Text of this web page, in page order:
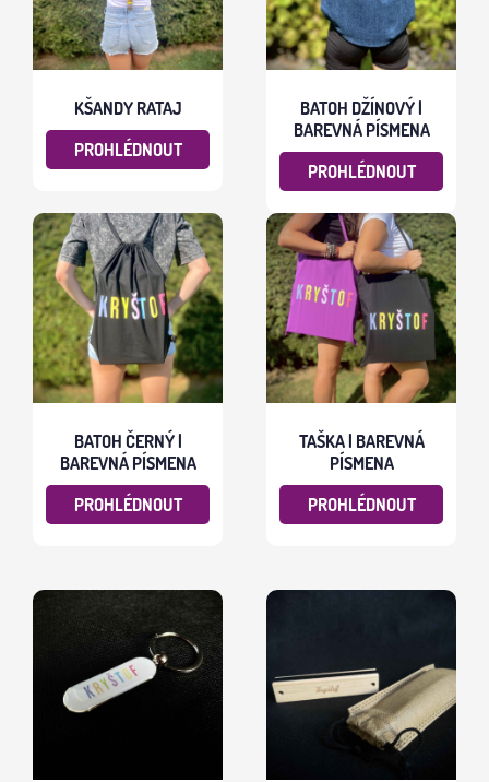
KŠANDY RATAJ
PROHLÉDNOUT
BATOH DŽÍNOVÝ |
BAREVNÁ PÍSMENA
PROHLÉDNOUT
BATOH ČERNÝ |
BAREVNÁ PÍSMENA
PROHLÉDNOUT
TAŠKA | BAREVNÁ
PÍSMENA
PROHLÉDNOUT